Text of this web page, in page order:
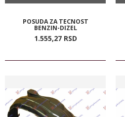
POSUDA ZA TECNOST
BENZIN-DIZEL
1.555,27 RSD